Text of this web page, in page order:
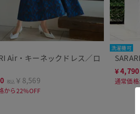
Air・キーネックドレス／ロ
税込 ￥8,569
から22%OFF
洗濯機可
¥4,790
通常価